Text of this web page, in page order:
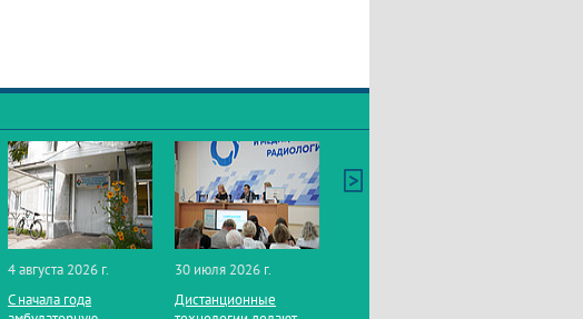
4 августа 2026 г.
С начала года
30 июля 2026 г.
Дистанционные